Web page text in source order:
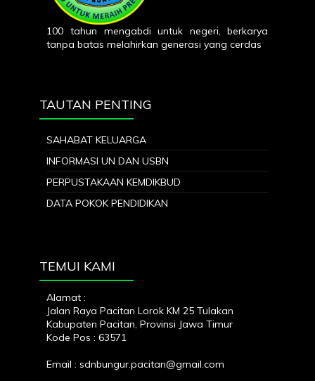
100 tahun mengabdi untuk negeri, berkarya
tanpa batas melahirkan generasi yang cerdas
TAUTAN PENTING
SAHABAT KELUARGA
INFORMASI UN DAN USBN
PERPUSTAKAAN KEMDIKBUD
DATA POKOK PENDIDIKAN
TEMUI KAMI
Alamat :
Jalan Raya Pacitan Lorok KM 25 Tulakan
Kabupaten Pacitan, Provinsi Jawa Timur
Kode Pos : 63571
Email : sdnbungur.pacitan@gmail.com